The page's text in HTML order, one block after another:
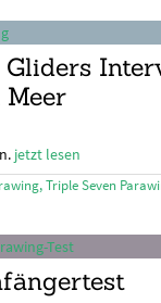
jetzt lesen
, Triple Seven